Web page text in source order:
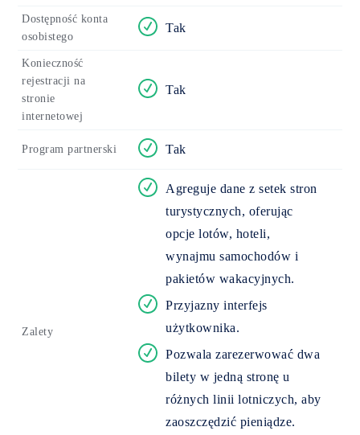
Dostępność konta
osobistego
Tak
Konieczność
rejestracji na
stronie
internetowej
Tak
Program partnerski Tak
Zalety
Agreguje dane z setek stron
turystycznych, oferując
opcje lotów, hoteli,
wynajmu samochodów i
pakietów wakacyjnych.
Przyjazny interfejs
użytkownika.
Pozwala zarezerwować dwa
bilety w jedną stronę u
różnych linii lotniczych, aby
zaoszczędzić pieniądze.